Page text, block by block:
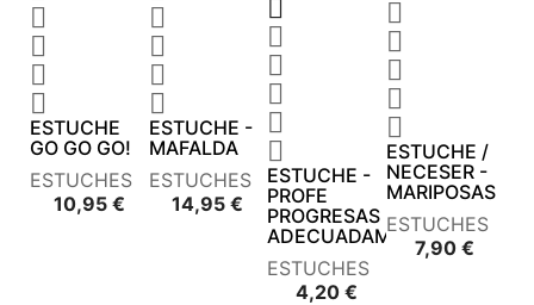




ESTUCHE
GO GO GO!
ESTUCHES
10,95 €Precio




ESTUCHE -
MAFALDA
ESTUCHES
14,95 € Precio






ESTUCHE -
PROFE
PROGRESAS
ADECUADAMENTE
ESTUCHES
4,20 €Precio





ESTUCHE /
NECESER -
MARIPOSAS
ESTUCHES
7,90 €